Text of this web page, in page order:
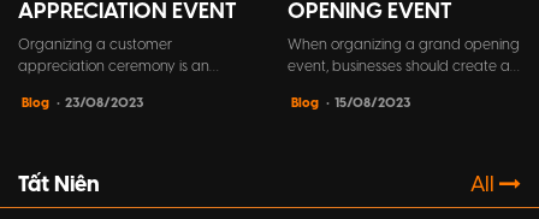
APPRECIATION EVENT
Organizing a customer
appreciation ceremony is an
strategy of businesses. This is not
customers, but also a way to
Blog • 23/08/2023
OPENING EVENT
When organizing a grand opening
event, businesses should create a
ensure that no details are
memorable and successful event.
Blog • 15/08/2023
Tất Niên All